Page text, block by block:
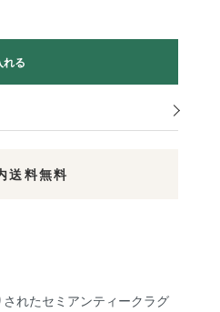
れる
送料無料
れたセミアンティークラグ